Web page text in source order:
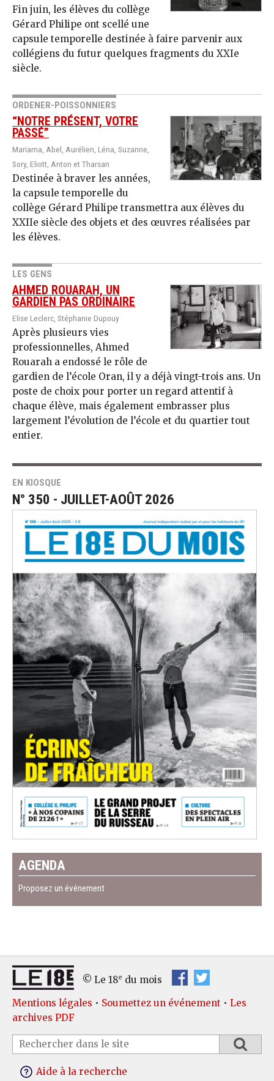
Fin juin, les élèves du collège
Gérard Philipe ont scellé une
capsule temporelle destinée à faire parvenir aux
collégiens du futur quelques fragments du XXIe
siècle.
ORDENER-POISSONNIERS
“NOTRE PRÉSENT, VOTRE
PASSÉ”
Mariama, Abel, Aurélien, Léna, Suzanne,
Sory, Eliott, Anton et Tharsan
Destinée à braver les années,
la capsule temporelle du
collège Gérard Philipe transmettra aux élèves du
XXIIe siècle des objets et des œuvres réalisées par
les élèves.
LES GENS
AHMED ROUARAH, UN
GARDIEN PAS ORDINAIRE
Elise Leclerc, Stéphanie Dupouy
Après plusieurs vies
professionnelles, Ahmed
Rouarah a endossé le rôle de
gardien de l’école Oran, il y a déjà vingt-trois ans. Un
poste de choix pour porter un regard attentif à
chaque élève, mais également embrasser plus
largement l’évolution de l’école et du quartier tout
entier.
EN KIOSQUE
N° 350 - JUILLET-AOÛT 2026
AGENDA
Proposez un événement
© Le 18e du mois
Mentions légales • Soumettez un événement • Les
archives PDF
Aide à la recherche